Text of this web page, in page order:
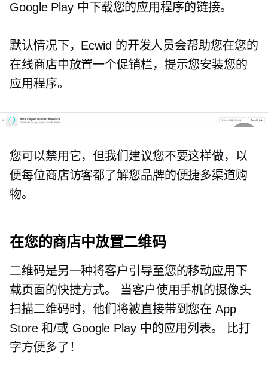
Google Play 中下载您的应用程序的链接。
默认情况下，Ecwid 的开发人员会帮助您在您的
在线商店中放置一个促销栏，提示您安装您的
应用程序。
您可以禁用它，但我们建议您不要这样做，以
便每位商店访客都了解您品牌的便捷多渠道购
物。
在您的商店中放置二维码
二维码是另一种将客户引导至您的移动应用下
载页面的快捷方式。 当客户使用手机的摄像头
扫描二维码时，他们将被直接带到您在 App
Store 和/或 Google Play 中的应用列表。 比打
字方便多了！